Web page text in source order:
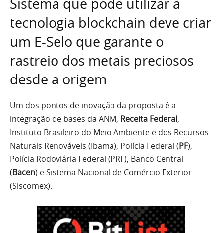
Sistema que pode utilizar a
tecnologia blockchain deve criar
um E-Selo que garante o
rastreio dos metais preciosos
desde a origem
Um dos pontos de inovação da proposta é a
integração de bases da ANM, Receita Federal,
Instituto Brasileiro do Meio Ambiente e dos Recursos
Naturais Renováveis (Ibama), Polícia Federal (PF),
Polícia Rodoviária Federal (PRF), Banco Central
(Bacen) e Sistema Nacional de Comércio Exterior
(Siscomex).